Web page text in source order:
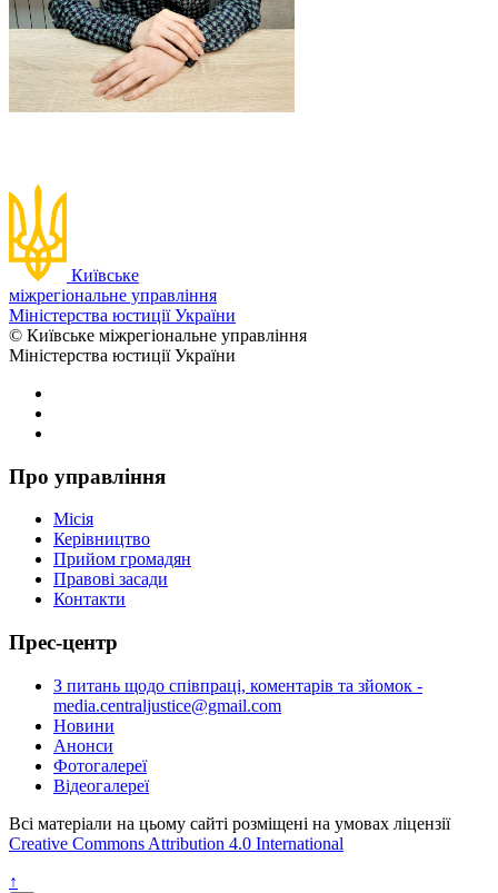
Київське
міжрегіональне управління
Міністерства юстиції України
© Київське міжрегіональне управління
Міністерства юстиції України
Про управління
Місія
Керівництво
Прийом громадян
Правові засади
Контакти
Прес-центр
З питань щодо співпраці, коментарів та зйомок -
media.centraljustice@gmail.com
Новини
Анонси
Фотогалереї
Відеогалереї
Всі матеріали на цьому сайті розміщені на умовах ліцензії
Creative Commons Attribution 4.0 International
↑